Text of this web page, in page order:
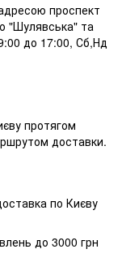
проспект
"Шулявська" та
до 17:00, Сб,Нд
протягом
доставки.
по Києву
до 3000 грн